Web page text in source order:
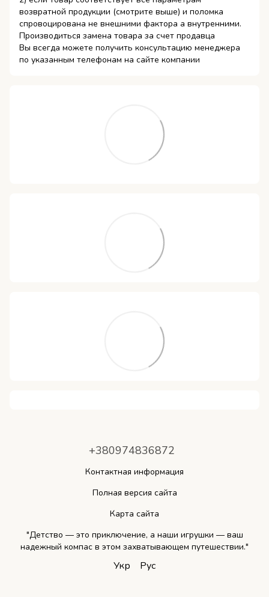
возвратной продукции (смотрите выше) и поломка
спровоцирована не внешними фактора а внутренними.
Производиться замена товара за счет продавца
Вы всегда можете получить консультацию менеджера
по указанным телефонам на сайте компании
+380974836872
Контактная информация
Полная версия сайта
Карта сайта
"Детство — это приключение, а наши игрушки — ваш
надежный компас в этом захватывающем путешествии."
Укр Рус